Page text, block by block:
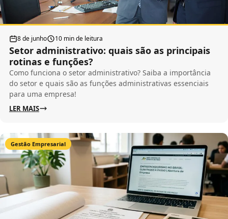
8 de junho 10 min de leitura
Setor administrativo: quais são as principais
rotinas e funções?
Como funciona o setor administrativo? Saiba a importância
do setor e quais são as funções administrativas essenciais
para uma empresa!
LER MAIS
Gestão Empresarial